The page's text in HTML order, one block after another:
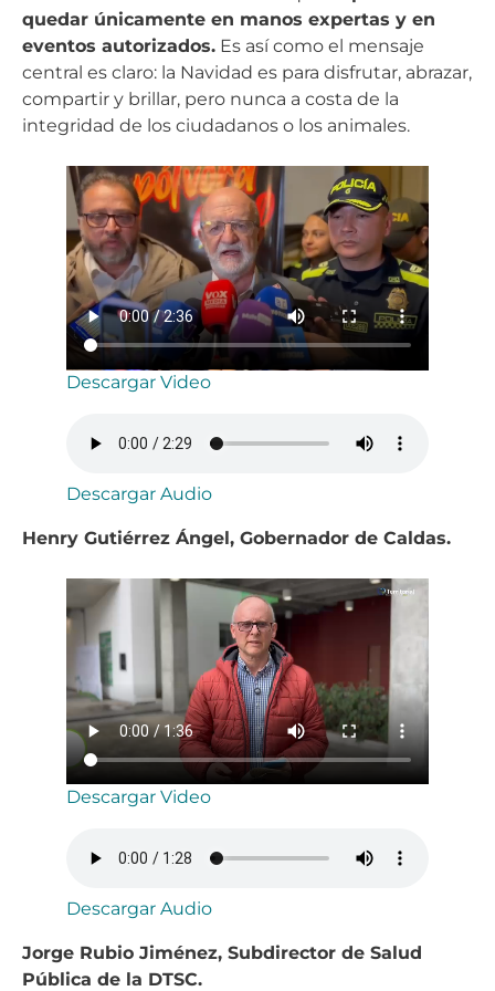
quedar únicamente en manos expertas y en
eventos autorizados. Es así como el mensaje
central es claro: la Navidad es para disfrutar, abrazar,
compartir y brillar, pero nunca a costa de la
integridad de los ciudadanos o los animales.
Descargar Video
Descargar Audio
Henry Gutiérrez Ángel, Gobernador de Caldas.
Descargar Video
Descargar Audio
Jorge Rubio Jiménez, Subdirector de Salud
Pública de la DTSC.